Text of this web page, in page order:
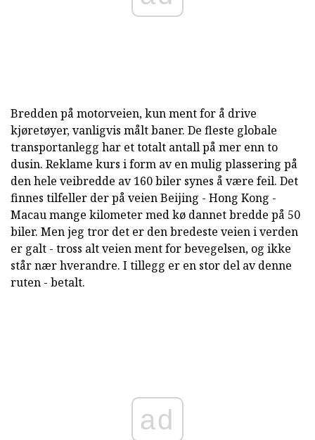
Bredden på motorveien, kun ment for å drive
kjøretøyer, vanligvis målt baner. De fleste globale
transportanlegg har et totalt antall på mer enn to
dusin. Reklame kurs i form av en mulig plassering på
den hele veibredde av 160 biler synes å være feil. Det
finnes tilfeller der på veien Beijing - Hong Kong -
Macau mange kilometer med kø dannet bredde på 50
biler. Men jeg tror det er den bredeste veien i verden
er galt - tross alt veien ment for bevegelsen, og ikke
står nær hverandre. I tillegg er en stor del av denne
ruten - betalt.
ad